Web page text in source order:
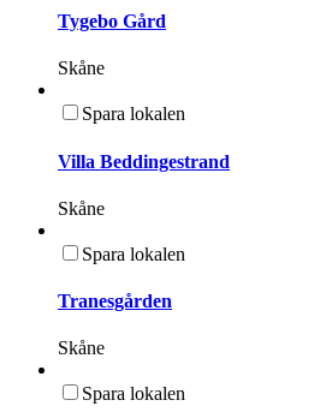
Tygebo Gård
Skåne
Spara lokalen
Villa Beddingestrand
Skåne
Spara lokalen
Tranesgården
Skåne
Spara lokalen